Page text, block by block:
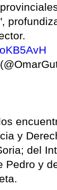
y
del
Pedro y